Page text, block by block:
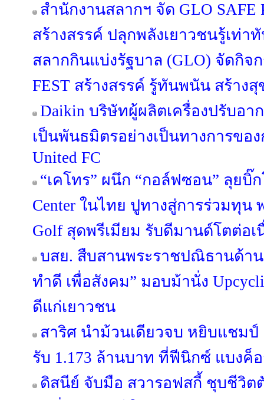
สำนักงานสลากฯ จัด GLO SAFE
สร้างสรรค์ ปลุกพลังเยาวชนรู้เท่
สลากกินแบ่งรัฐบาล (GLO) จัดกิจก
FEST สร้างสรรค์ รู้ทันพนัน สร้าง
Daikin บริษัทผู้ผลิตเครื่องปรับอา
เป็นพันธมิตรอย่างเป็นทางการขอ
United FC
“เคโทร” ผนึก “กอล์ฟซอน” ลุยบิ๊
Center ในไทย ปูทางสู่การร่วมทุน
Golf สุดพรีเมียม รับดีมานด์โตต่อเ
บสย. สืบสานพระราชปณิธานด้า
ทำดี เพื่อสังคม” มอบม้านั่ง
ดีแก่เยาวชน
สาริศ นำม้วนเดียวจบ หยิบแชมป์
รับ 1.173 ล้านบาท ที่ฟีนิกซ์ แบงค็
ดิสนีย์ จับมือ สวารอฟสกี้ ชุบชีวิต